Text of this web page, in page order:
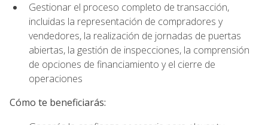
Gestionar el proceso completo de transacción,
incluidas la representación de compradores y
vendedores, la realización de jornadas de puertas
abiertas, la gestión de inspecciones, la comprensión
de opciones de financiamiento y el cierre de
operaciones
Cómo te beneficiarás: